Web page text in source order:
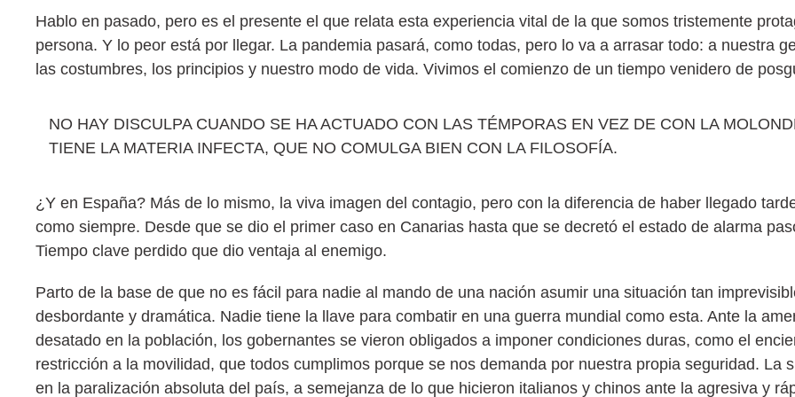
Hablo en pasado, pero es el presente el que relata esta experiencia vital de la que somos tristemente
persona. Y lo peor está por llegar. La pandemia pasará, como todas, pero lo va a arrasar todo: a nuestra
las costumbres, los principios y nuestro modo de vida. Vivimos el comienzo de un tiempo venidero de
NO HAY DISCULPA CUANDO SE HA ACTUADO CON LAS TÉMPORAS EN VEZ DE CON LA
TIENE LA MATERIA INFECTA, QUE NO COMULGA BIEN CON LA FILOSOFÍA.
¿Y en España? Más de lo mismo, la viva imagen del contagio, pero con la diferencia de haber llegado
como siempre. Desde que se dio el primer caso en Canarias hasta que se decretó el estado de alarma
Tiempo clave perdido que dio ventaja al enemigo.
Parto de la base de que no es fácil para nadie al mando de una nación asumir una situación tan
desbordante y dramática. Nadie tiene la llave para combatir en una guerra mundial como esta. Ante la
desatado en la población, los gobernantes se vieron obligados a imponer condiciones duras, como el
restricción a la movilidad, que todos cumplimos porque se nos demanda por nuestra propia seguridad. La
en la paralización absoluta del país, a semejanza de lo que hicieron italianos y chinos ante la agresiva y